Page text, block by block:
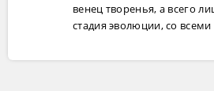
венец творенья, а всего
стадия эволюции, со всеми